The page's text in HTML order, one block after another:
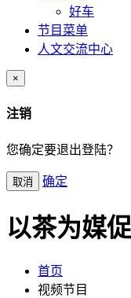
好车
节目菜单
人文交流中心
×
注销
您确定要退出登陆？
取消 确定
以茶为媒
首页
视频节目